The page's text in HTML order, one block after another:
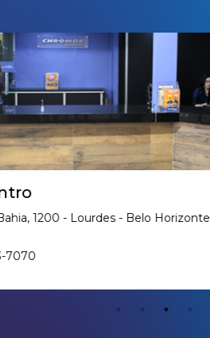
Pré-Eldorado
Av. João César de Oliveira,
(31) 3394-7030